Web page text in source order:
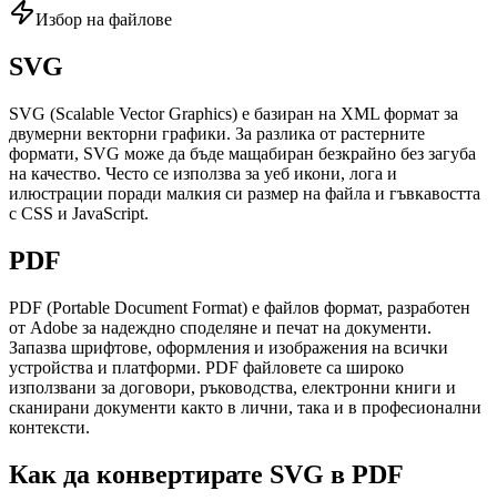
Избор на файлове
SVG
SVG (Scalable Vector Graphics) е базиран на XML формат за
двумерни векторни графики. За разлика от растерните
формати, SVG може да бъде мащабиран безкрайно без загуба
на качество. Често се използва за уеб икони, лога и
илюстрации поради малкия си размер на файла и гъвкавостта
с CSS и JavaScript.
PDF
PDF (Portable Document Format) е файлов формат, разработен
от Adobe за надеждно споделяне и печат на документи.
Запазва шрифтове, оформления и изображения на всички
устройства и платформи. PDF файловете са широко
използвани за договори, ръководства, електронни книги и
сканирани документи както в лични, така и в професионални
контексти.
Как да конвертирате SVG в PDF